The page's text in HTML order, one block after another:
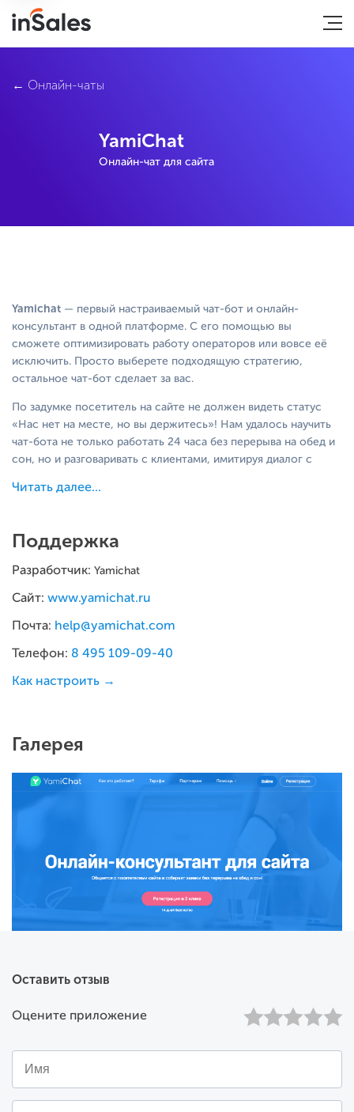
Онлайн-чаты
YamiChat
Онлайн-чат для сайта
Yamichat — первый настраиваемый чат-бот и онлайн-
консультант в одной платформе. С его помощью вы
сможете оптимизировать работу операторов или вовсе её
исключить. Просто выберете подходящую стратегию,
остальное чат-бот сделает за вас.
По задумке посетитель на сайте не должен видеть статус
«Нас нет на месте, но вы держитесь»! Нам удалось научить
чат-бота не только работать 24 часа без перерыва на обед и
сон, но и разговаривать с клиентами, имитируя диалог с
которые требуют одинаковых ответов.
предлагает:
отвечать на вопросы, с которыми ежедневно
Спинтакс. Позволяет рандомизировать ответы.
В результате 2 пользователя получат 2 отличных
Чат-бот. Вовлекает посетителя в диалог
потенциальный клиент.
Кастомизация. Изменяйте имя, выбирайте
юзерпик из готовых или загружайте
собственный, меняйте дизайн виджета (круглая
временными интервалами вовлечения в диалог.
Стратегии. Ваш бизнес уникален, уникальны и
его условия коммуникации с посетителями.
Кому-то важно поддерживать связь с
клиентами круглосуточно, отвечая на
стандартные вопросы автоматически, а кто-то
ставит живое общение с операторами на
Читать далее...
Поддержка
Разработчик: Yamichat
Сайт: www.yamichat.ru
Почта: help@yamichat.com
Телефон: 8 495 109-09-40
Как настроить →
Галерея
Оставить отзыв
Оцените приложение